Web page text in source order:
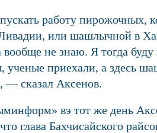
работу пирожочных,
или шашлычной в
вообще не знаю. Я тогда
ученые приехали, а здесь
— сказал Аксенов.
вэ тот же день
глава Бахчисайского